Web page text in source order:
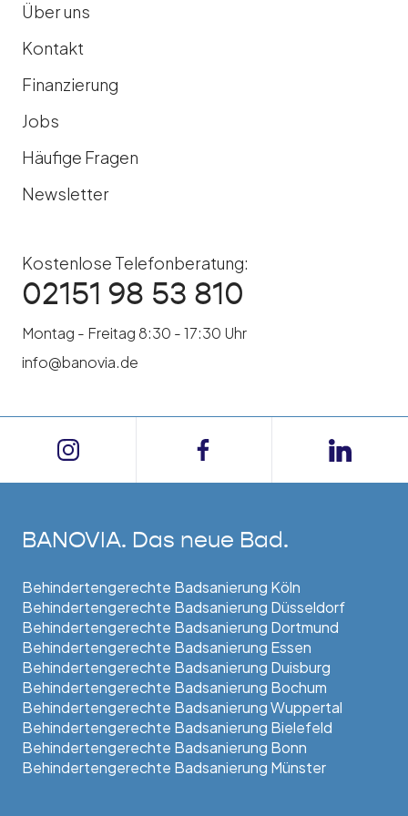
Über uns
Kontakt
Finanzierung
Jobs
Häufige Fragen
Newsletter
Kostenlose Telefonberatung:
02151 98 53 810
Montag - Freitag 8:30 - 17:30 Uhr
info@banovia.de
BANOVIA. Das neue Bad.
Behindertengerechte Badsanierung Köln
Behindertengerechte Badsanierung Düsseldorf
Behindertengerechte Badsanierung Dortmund
Behindertengerechte Badsanierung Essen
Behindertengerechte Badsanierung Duisburg
Behindertengerechte Badsanierung Bochum
Behindertengerechte Badsanierung Wuppertal
Behindertengerechte Badsanierung Bielefeld
Behindertengerechte Badsanierung Bonn
Behindertengerechte Badsanierung Münster